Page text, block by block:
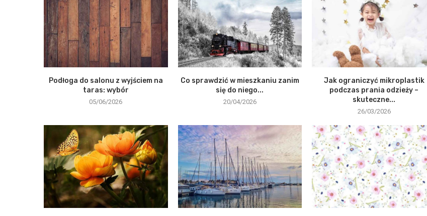
Podłoga do salonu z wyjściem na
taras: wybór
05/06/2026
Co sprawdzić w mieszkaniu zanim
się do niego...
20/04/2026
Jak ograniczyć mikroplastik
podczas prania odzieży –
skuteczne...
26/03/2026